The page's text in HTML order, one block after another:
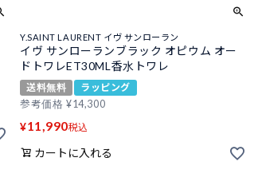
Y.SAINT LAURENT イヴ サンローラン
イヴ サンローランブラック オピウム オー
ドトワレET30ML香水トワレ
送料無料
ラッピング
参考価格 ¥14,300
¥11,990税込
カートに入れる